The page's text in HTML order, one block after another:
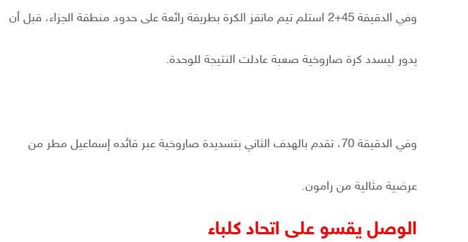
وفي الدقيقة 45+2 استلم تيم ماتفز الكرة بطريقة رائعة على حدود منطقة الجزاء، قبل أن
يدور ليسدد كرة صاروخية صعبة عادلت النتيجة للوحدة.
وفي الدقيقة 70، تقدم بالهدف الثاني بتسديدة صاروخية عبر قائده إسماعيل مطر من
عرضية مثالية من رامون.
الوصل يقسو على اتحاد كلباء